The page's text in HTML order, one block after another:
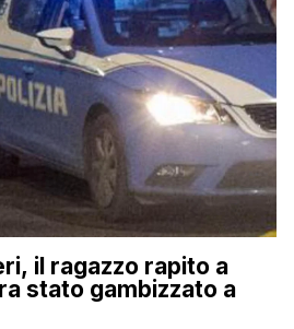
il ragazzo rapito a
stato gambizzato a